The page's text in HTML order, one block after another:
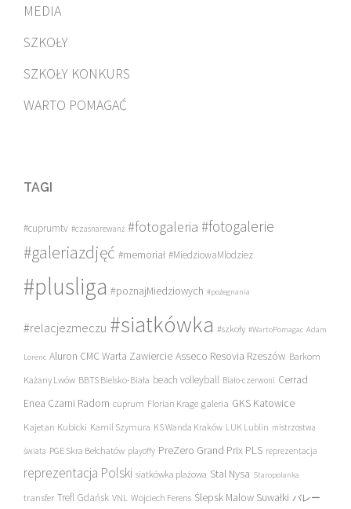
MEDIA
SZKOŁY
SZKOŁY KONKURS
WARTO POMAGAĆ
TAGI
#cuprumtv #czasnarewanż #fotogaleria #fotogalerie
#galeriazdjęć #memoriał #MiedziowaMlodziez
#plusliga #poznajMiedziowych #pożegnania
#relacjezmeczu #siatkówka #szkoły #WartoPomagac Adam
Lorenc Aluron CMC Warta Zawiercie Asseco Resovia Rzeszów Barkom
Każany Lwów BBTS Bielsko-Biała beach volleyball Biało-czerwoni Cerrad
Enea Czarni Radom cuprum Florian Krage galeria GKS Katowice
Kajetan Kubicki Kamil Szymura KS Wanda Kraków LUK Lublin mistrzostwa
świata PGE Skra Bełchatów playoffy PreZero Grand Prix PLS reprezentacja
reprezentacja Polski siatkówka plażowa Stal Nysa Staropolanka
transfer Trefl Gdańsk VNL Wojciech Ferens Ślepsk Malow Suwałki バレー